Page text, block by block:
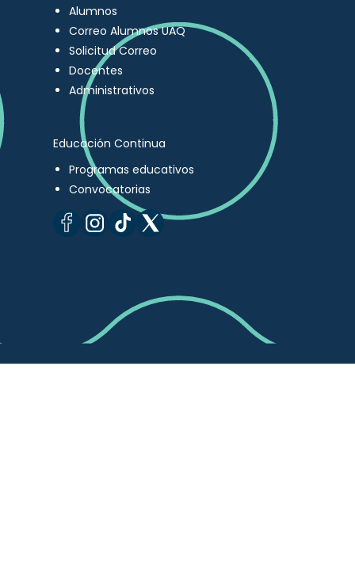
Alumnos
Correo Alumnos UAQ
Solicitud Correo
Docentes
Administrativos
Educación Continua
Programas educativos
Convocatorias